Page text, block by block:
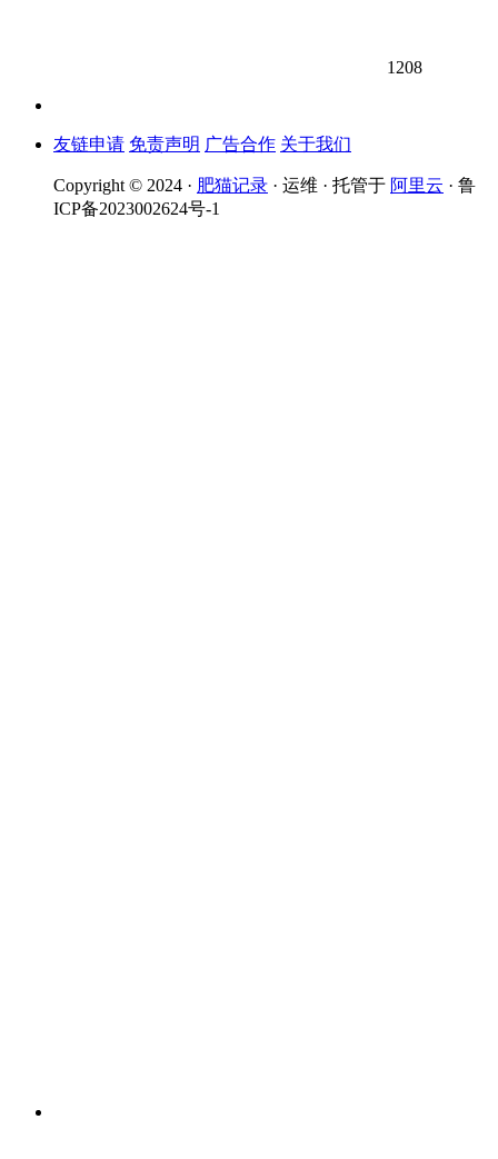
1208
友链申请 免责声明 广告合作 关于我们
Copyright © 2024 · 肥猫记录 · 运维 · 托管于 阿里云 · 鲁
ICP备2023002624号-1